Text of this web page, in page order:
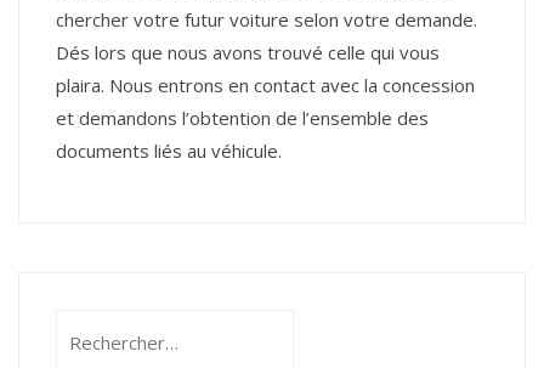
chercher votre futur voiture selon votre demande.
Dés lors que nous avons trouvé celle qui vous
plaira. Nous entrons en contact avec la concession
et demandons l’obtention de l’ensemble des
documents liés au véhicule.